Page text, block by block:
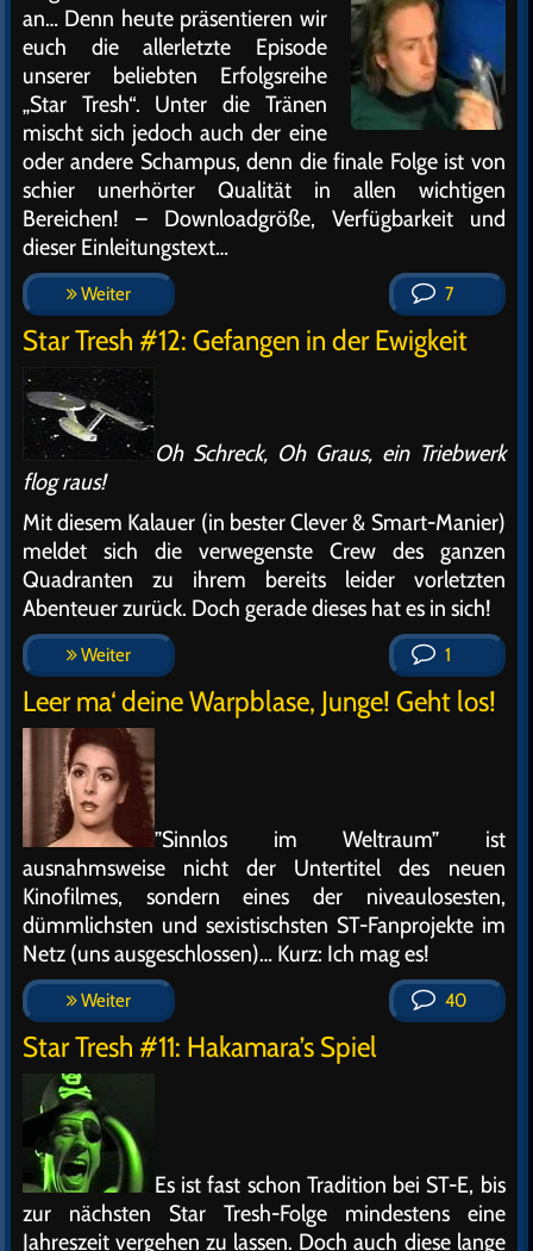
an… Denn heute präsentieren wir
euch die allerletzte Episode
unserer beliebten Erfolgsreihe
„Star Tresh“. Unter die Tränen
mischt sich jedoch auch der eine
oder andere Schampus, denn die finale Folge ist von
schier unerhörter Qualität in allen wichtigen
Bereichen! – Downloadgröße, Verfügbarkeit und
dieser Einleitungstext…
Weiter 7
Star Tresh #12: Gefangen in der Ewigkeit
Oh Schreck, Oh Graus, ein Triebwerk
flog raus!
Mit diesem Kalauer (in bester Clever & Smart-Manier)
meldet sich die verwegenste Crew des ganzen
Quadranten zu ihrem bereits leider vorletzten
Abenteuer zurück. Doch gerade dieses hat es in sich!
Weiter 1
Leer ma‘ deine Warpblase, Junge! Geht los!
”Sinnlos im Weltraum” ist
ausnahmsweise nicht der Untertitel des neuen
Kinofilmes, sondern eines der niveaulosesten,
dümmlichsten und sexistischsten ST-Fanprojekte im
Netz (uns ausgeschlossen)… Kurz: Ich mag es!
Weiter 40
Star Tresh #11: Hakamara’s Spiel
Es ist fast schon Tradition bei ST-E, bis
zur nächsten Star Tresh-Folge mindestens eine
Jahreszeit vergehen zu lassen. Doch auch diese lange